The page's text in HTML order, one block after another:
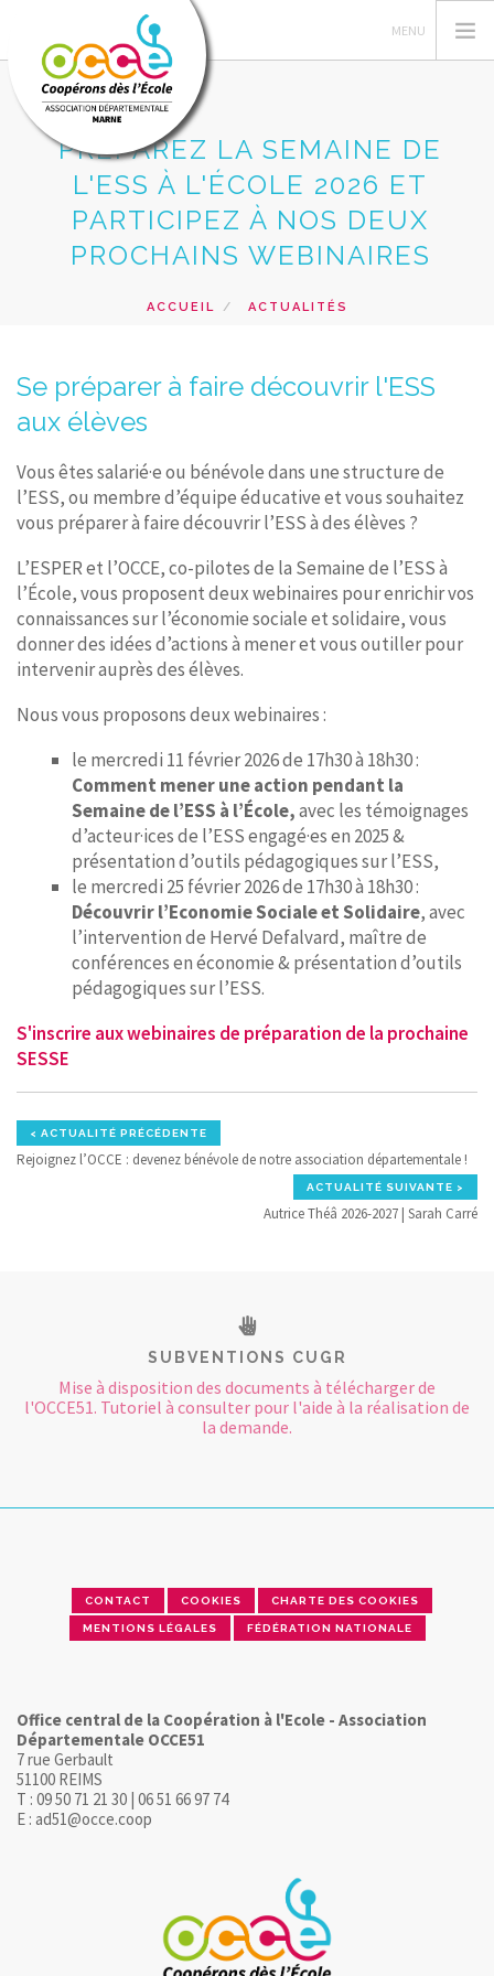
VOTRE AD51
PEDAGOGIE COOPERATIVE
GERER LA COOPERATIVE
RECHERCHER
CONTACT
PRÉPAREZ LA SEMAINE DE
L'ESS À L'ÉCOLE 2026 ET
PARTICIPEZ À NOS DEUX
PROCHAINS WEBINAIRES
ACCUEIL
ACTUALITÉS
Se préparer à faire découvrir l'ESS
aux élèves
Vous êtes salarié·e ou bénévole dans une structure de
l’ESS, ou membre d’équipe éducative et vous souhaitez
vous préparer à faire découvrir l’ESS à des élèves ?
L’ESPER et l’OCCE, co-pilotes de la Semaine de l’ESS à
l’École, vous proposent deux webinaires pour enrichir vos
connaissances sur l’économie sociale et solidaire, vous
donner des idées d’actions à mener et vous outiller pour
intervenir auprès des élèves.
Nous vous proposons deux webinaires :
le mercredi 11 février 2026 de 17h30 à 18h30 :
Comment mener une action pendant la
Semaine de l’ESS à l’École,avec les témoignages
d’acteur·ices de l’ESS engagé·es en 2025 &
présentation d’outils pédagogiques sur l’ESS,
le mercredi 25 février 2026 de 17h30 à 18h30 :
Découvrir l’Economie Sociale et Solidaire, avec
l’intervention de Hervé Defalvard, maître de
conférences en économie & présentation d’outils
pédagogiques sur l’ESS.
S'inscrire aux webinaires de préparation de la prochaine
SESSE
< ACTUALITÉ PRÉCÉDENTE
Rejoignez l’OCCE : devenez bénévole de notre association départementale !
ACTUALITÉ SUIVANTE >
Autrice Théâ 2026-2027 | Sarah Carré
SUBVENTIONS CUGR
Mise à disposition des documents à télécharger de
l'OCCE51. Tutoriel à consulter pour l'aide à la réalisation de
la demande.
CONTACT COOKIES CHARTE DES COOKIES
MENTIONS LÉGALES FÉDÉRATION NATIONALE
Office central de la Coopération à l'Ecole - Association
Départementale OCCE51
7 rue Gerbault
51100 REIMS
T : 09 50 71 21 30 | 06 51 66 97 74
E : ad51@occe.coop